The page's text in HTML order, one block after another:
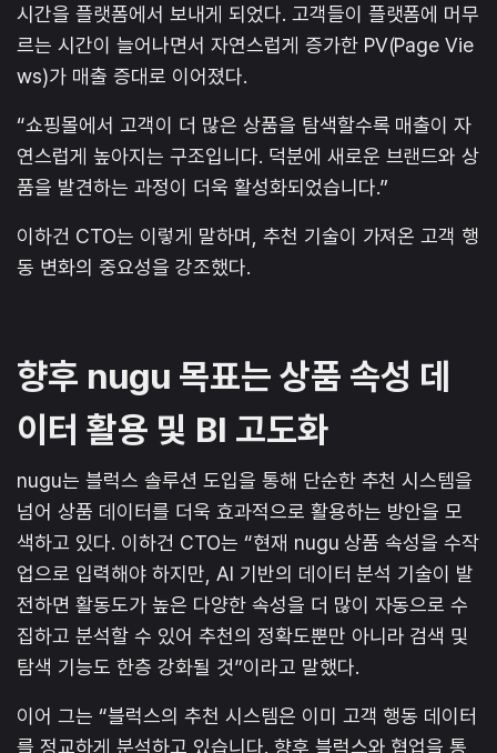
시간을 플랫폼에서 보내게 되었다. 고객들이 플랫폼에 머무
르는 시간이 늘어나면서 자연스럽게 증가한 PV(Page Vie
ws)가 매출 증대로 이어졌다.
“쇼핑몰에서 고객이 더 많은 상품을 탐색할수록 매출이 자
연스럽게 높아지는 구조입니다. 덕분에 새로운 브랜드와 상
품을 발견하는 과정이 더욱 활성화되었습니다.”
이하건 CTO는 이렇게 말하며, 추천 기술이 가져온 고객 행
동 변화의 중요성을 강조했다.
향후 nugu 목표는 상품 속성 데
이터 활용 및 BI 고도화
nugu는 블럭스 솔루션 도입을 통해 단순한 추천 시스템을
넘어 상품 데이터를 더욱 효과적으로 활용하는 방안을 모
색하고 있다. 이하건 CTO는 “현재 nugu 상품 속성을 수작
업으로 입력해야 하지만, AI 기반의 데이터 분석 기술이 발
전하면 활동도가 높은 다양한 속성을 더 많이 자동으로 수
집하고 분석할 수 있어 추천의 정확도뿐만 아니라 검색 및
탐색 기능도 한층 강화될 것”이라고 말했다.
이어 그는 “블럭스의 추천 시스템은 이미 고객 행동 데이터
를 정교하게 분석하고 있습니다. 향후 블럭스와 협업을 통